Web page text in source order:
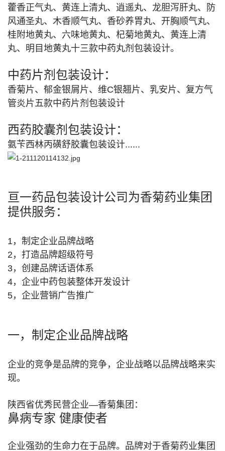
藿香正气丸、黄连上清丸、逍遥丸、龙胆泻肝丸、防
风通圣丸、木香顺气丸、香砂养胃丸、开胸顺气丸、
桂附地黄丸、六味地黄丸、杞菊地黄丸、黄连上清
丸、明目地黄丸十三款中药丸剂包装设计。
中药片剂包装设计：
香菊片、郁金银屑片、维C银翘片、乳安片、复方气
管炎片五款中药片剂包装设计
西药胶囊剂包装设计：
氨苄西林丙磺舒胶囊包装设计......
亘一药品包装设计公司为香菊药业集团
提供服务：
1，制定企业品牌战略
2，打造品牌超级符号
3，创建品牌话语体系
4，企业中药包装整体开发设计
5，企业营销广告推广
一，制定企业品牌战略
企业的竞争是品牌的竞争，企业战略以品牌战略来实
现。
陕西省优秀民营企业—香菊集团：
鼻病专家 健康使者
企业强劲的生命力在于品牌。品牌对于香菊药业集团